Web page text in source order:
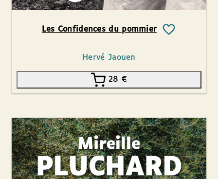
Les Confidences du pommier
Hervé Jaouen
28 €